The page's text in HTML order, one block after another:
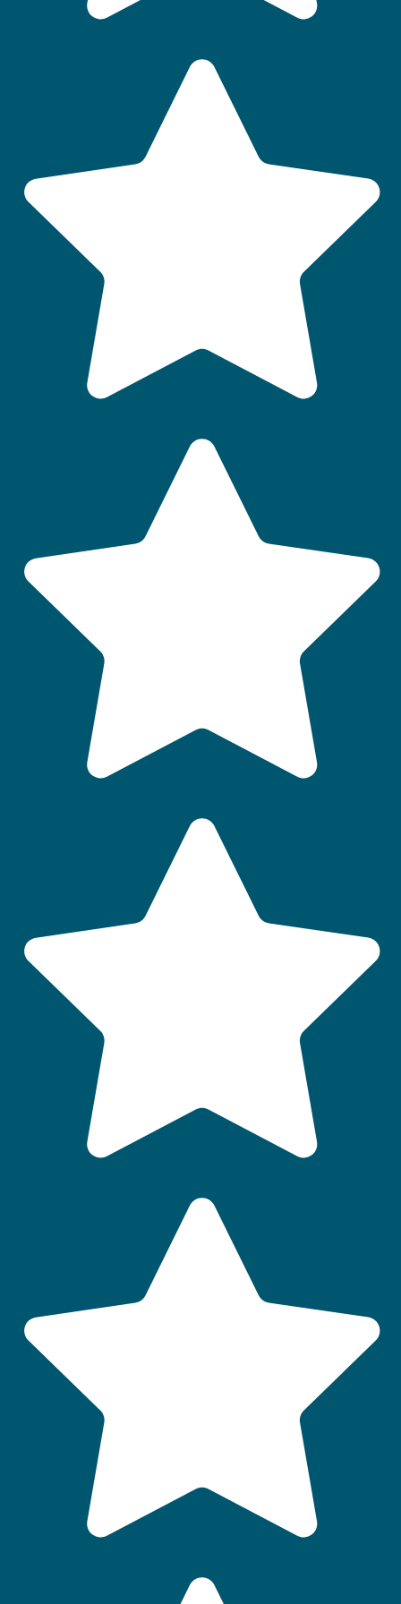
Wi-Fi gratuit
Local/casier à skis
Bar / snack-bar
Logement PMR
Prêt de kit bébé
Local à vélos
Borne(s) pour voitures électriques